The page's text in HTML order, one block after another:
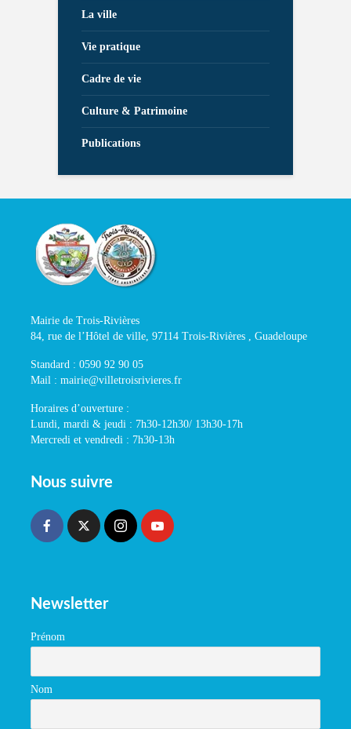
La ville
Vie pratique
Cadre de vie
Culture & Patrimoine
Publications
Mairie de Trois-Rivières
84, rue de l’Hôtel de ville, 97114 Trois-Rivières , Guadeloupe
Standard : 0590 92 90 05
Mail : mairie@villetroisrivieres.fr
Horaires d’ouverture :
Lundi, mardi & jeudi : 7h30-12h30/ 13h30-17h
Mercredi et vendredi : 7h30-13h
Nous suivre
Newsletter
Prénom
Nom